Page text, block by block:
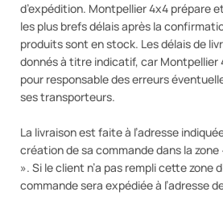
d’expédition. Montpellier 4x4 prépare
les plus brefs délais après la
produits sont en stock. Les délais de
donnés à titre indicatif, car
pour responsable des erreurs
ses transporteurs.
La livraison est faite à l’adresse
création de sa commande dans la zone
». Si le client n’a pas rempli cette zone
commande sera expédiée à l’adresse